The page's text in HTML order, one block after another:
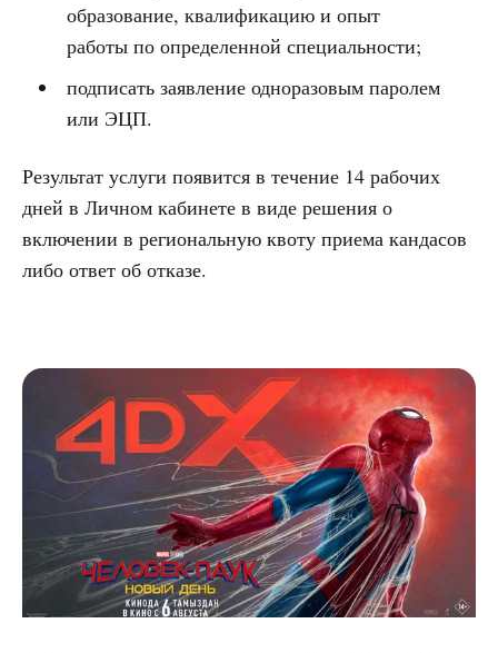
образование, квалификацию и опыт
работы по определенной специальности;
подписать заявление одноразовым паролем
или ЭЦП.
Результат услуги появится в течение 14 рабочих
дней в Личном кабинете в виде решения о
включении в региональную квоту приема кандасов
либо ответ об отказе.